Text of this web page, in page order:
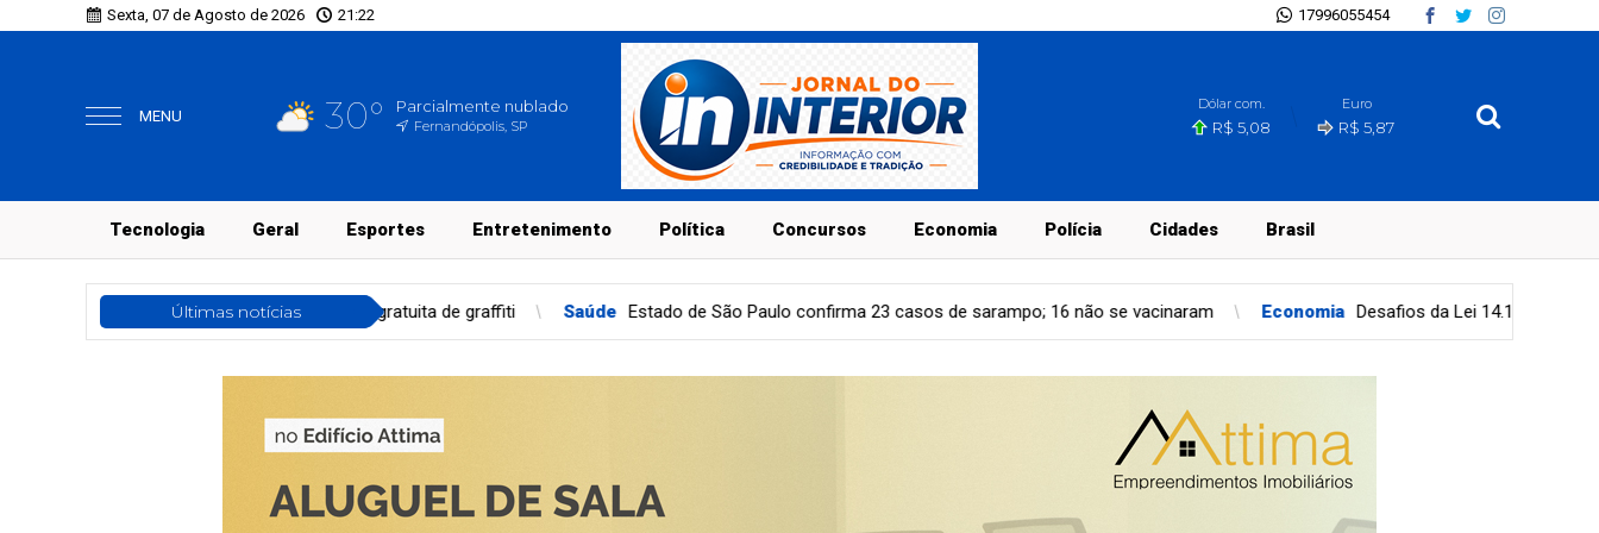
Sexta, 07 de Agosto de 2026 21:22 17996055454
MENU 30° Parcialmente nublado
Fernandópolis, SP
Dólar com.
R$ 5,08
Euro
R$ 5,87
Tecnologia Geral Esportes Entretenimento Política Concursos Economia Polícia Cidades Brasil
Últimas notícias
vagas para oficina gratuita de graffiti Saúde Estado de São Paulo confirma 23 casos de sarampo; 16 não se vacinaram Economia Desafios da Lei 14.133 na educação pública